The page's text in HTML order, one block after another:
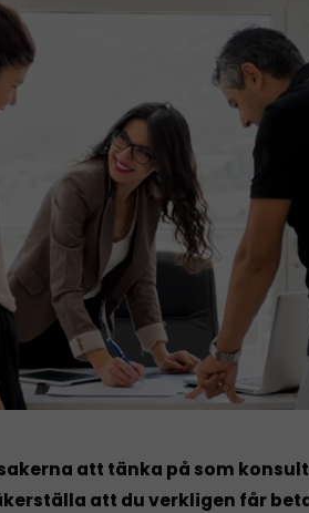
att tänka på som
att du verkligen får